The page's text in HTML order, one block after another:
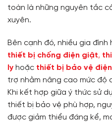
toàn là những nguyên tắc
xuyên.
Bên cạnh đó, nhiều gia
thiết bị chống điện giật,
ly hoặc thiết bị bảo vệ
trợ nhằm nâng cao mức độ
Khi kết hợp giữa ý thức sử
thiết bị bảo vệ phù hợp,
được giảm thiểu đáng kể,